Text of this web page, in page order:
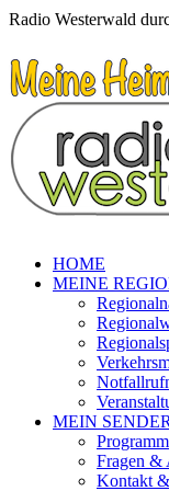
Radio Westerwald
HOME
MEINE
MEIN SENDER
Programm
Fragen &
Kontakt